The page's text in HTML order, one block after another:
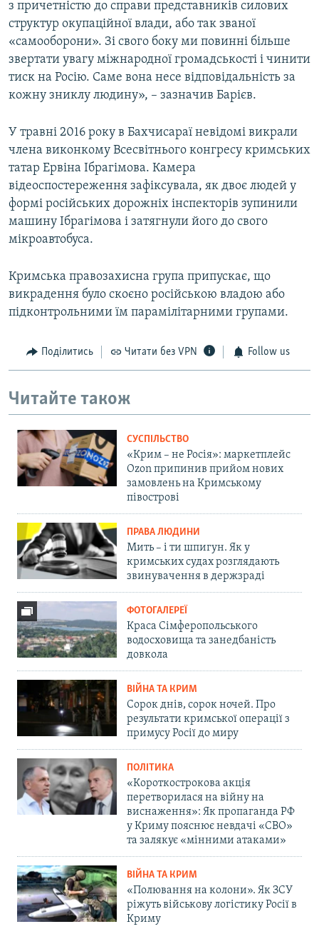
з причетністю до справи представників силових
структур окупаційної влади, або так званої
«самооборони». Зі свого боку ми повинні більше
звертати увагу міжнародної громадськості і чинити
тиск на Росію. Саме вона несе відповідальність за
кожну зниклу людину», – зазначив Барієв.
У травні 2016 року в Бахчисараї невідомі викрали
члена виконкому Всесвітнього конгресу кримських
татар Ервіна Ібрагімова. Камера
відеоспостереження зафіксувала, як двоє людей у
формі російських дорожніх інспекторів зупинили
машину Ібрагімова і затягнули його до свого
мікроавтобуса.
Кримська правозахисна група припускає, що
викрадення було скоєно російською владою або
підконтрольними їм парамілітарними групами.
Поділитись Читати без VPN Follow us
Читайте також
СУСПІЛЬСТВО
«Крим – не Росія»: маркетплейс
Ozon припинив прийом нових
замовлень на Кримському
півострові
ПРАВА ЛЮДИНИ
Мить – і ти шпигун. Як у
кримських судах розглядають
звинувачення в держзраді
ФОТОГАЛЕРЕЇ
Краса Сімферопольського
водосховища та занедбаність
довкола
ВІЙНА ТА КРИМ
Сорок днів, сорок ночей. Про
результати кримської операції з
примусу Росії до миру
ПОЛІТИКА
«Короткострокова акція
перетворилася на війну на
виснаження»: Як пропаганда РФ
у Криму пояснює невдачі «СВО»
та залякує «мінними атаками»
ВІЙНА ТА КРИМ
«Полювання на колони». Як ЗСУ
ріжуть військову логістику Росії в
Криму